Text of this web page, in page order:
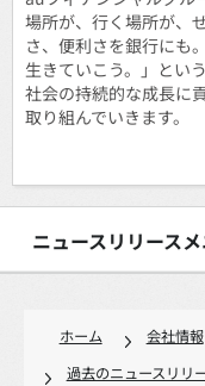
場所が、行く場所が、
さ、便利さを銀行にも
生きていこう。」とい
社会の持続的な成長に
取り組んでいきます。
ニュースリリース
ホーム 会社情報
過去のニュースリリ